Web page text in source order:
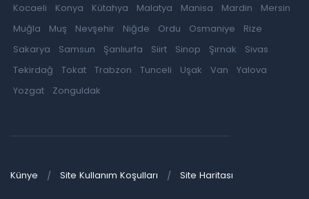
Kocaeli
Konya Kütahya Malatya Manisa Mardin
Mersin
Muğla
Muş Nevşehir Niğde Ordu Osmaniye
Rize
Sakarya
Samsun Şanlıurfa Siirt Sinop Şırnak
Sivas
Tekirdağ
Tokat Trabzon Tunceli Uşak Van
Yalova
Yozgat
Zonguldak
Künye Site Kullanım Koşulları Site Haritası